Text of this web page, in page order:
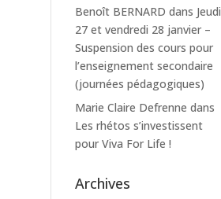
Benoît BERNARD dans Jeudi
27 et vendredi 28 janvier –
Suspension des cours pour
l’enseignement secondaire
(journées pédagogiques)
Marie Claire Defrenne dans
Les rhétos s’investissent
pour Viva For Life !
Archives